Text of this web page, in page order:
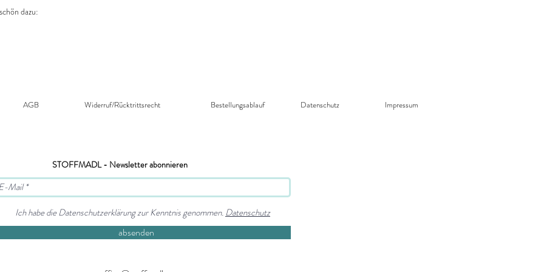
dazu:
AGB Widerruf/Rücktrittsrecht​ Bestellungsablauf Datenschutz​ Impressum
STOFFMADL - Newsletter abonnieren
Ich habe die Datenschutzerklärung zur Kenntnis genommen.Datenschutz
absenden